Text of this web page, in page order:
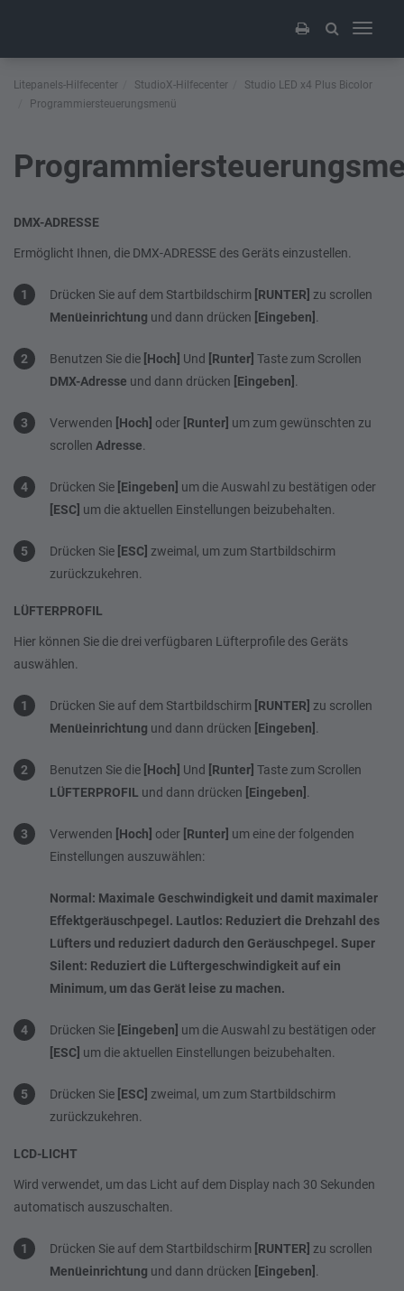
Toggle
Litepanels-Hilfecenter StudioX-Hilfecenter
Studio LED x4 Plus Bicolor
Programmiersteuerungsmenü
DMX-ADRESSE
Ermöglicht Ihnen, die DMX-ADRESSE des Geräts einzustellen.
Drücken Sie auf dem Startbildschirm [RUNTER] zu scrollen
Menüeinrichtung und dann drücken [Eingeben]
Benutzen Sie die [Hoch] Und [Runter] Taste zum Scrollen
DMX-Adresse und dann drücken [Eingeben]
Verwenden [Hoch] oder [Runter] um zum gewünschten zu
scrollen Adresse
Drücken Sie [Eingeben] um die Auswahl zu bestätigen oder
[ESC] um die aktuellen Einstellungen beizubehalten.
Drücken Sie [ESC] zweimal, um zum Startbildschirm
zurückzukehren.
LÜFTERPROFIL
Hier können Sie die drei verfügbaren Lüfterprofile des Geräts
auswählen.
Drücken Sie auf dem Startbildschirm [RUNTER] zu scrollen
Menüeinrichtung und dann drücken [Eingeben]
Benutzen Sie die [Hoch] Und [Runter] Taste zum Scrollen
LÜFTERPROFIL und dann drücken [Eingeben]
Verwenden [Hoch] oder [Runter] um eine der folgenden
Einstellungen auszuwählen:
Normal: Maximale Geschwindigkeit und damit maximaler
Effektgeräuschpegel. Lautlos: Reduziert die Drehzahl des
Lüfters und reduziert dadurch den Geräuschpegel. Super
Silent: Reduziert die Lüftergeschwindigkeit auf ein
Minimum, um das Gerät leise zu machen.
Drücken Sie [Eingeben] um die Auswahl zu bestätigen oder
[ESC] um die aktuellen Einstellungen beizubehalten.
Drücken Sie [ESC] zweimal, um zum Startbildschirm
zurückzukehren.
LCD-LICHT
Wird verwendet, um das Licht auf dem Display nach 30 Sekunden
automatisch auszuschalten.
Drücken Sie auf dem Startbildschirm [RUNTER] zu scrollen
Menüeinrichtung und dann drücken [Eingeben]